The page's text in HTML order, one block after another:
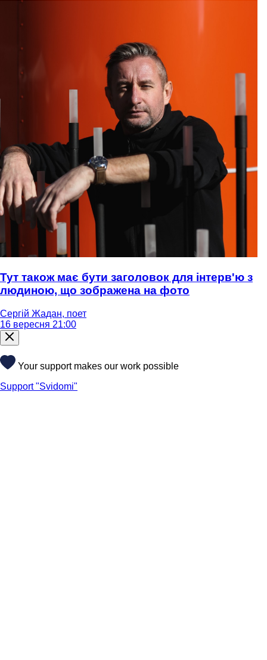
Тут також має бути заголовок для інтерв'ю з
людиною, що зображена на фото
Сергій Жадан, поет
16 вересня 21:00
Your support makes our work possible
Support "Svidomi"